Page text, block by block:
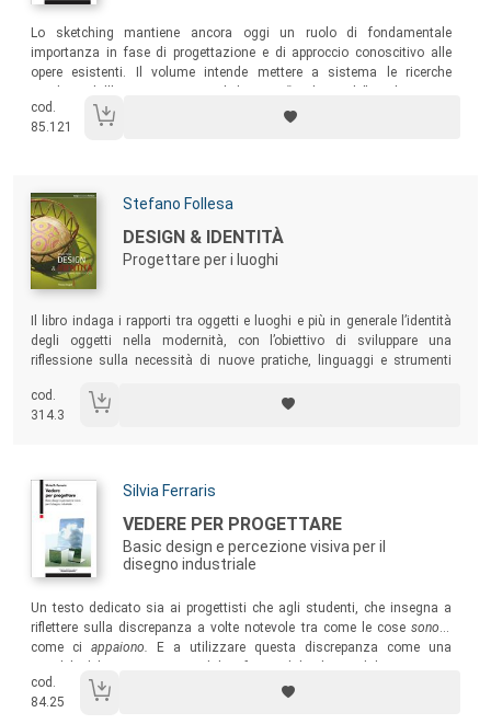
Sommario:
Lo sketching mantiene ancora oggi un ruolo di fondamentale
importanza in fase di progettazione e di approccio conoscitivo alle
opere esistenti. Il volume intende mettere a sistema le ricerche
espressivo per la comunicazione delle idee e della realtà in un’epoca
dominata dagli strumenti e dalle tecniche digitali.
cod.
85.121
Autori:
Stefano Follesa
Titolo:
DESIGN & IDENTITÀ
Progettare per i luoghi
Il libro indaga i rapporti tra oggetti e luoghi e più in generale l’identità
degli oggetti nella modernità, con l’obiettivo di sviluppare una
riflessione sulla necessità di nuove pratiche, linguaggi e strumenti
saper fare dei nostri territori.
cod.
314.3
Autori:
Silvia Ferraris
Titolo:
VEDERE PER PROGETTARE
Basic design e percezione visiva per il
disegno industriale
Sommario:
Un testo dedicato sia ai progettisti che agli studenti, che insegna a
riflettere sulla discrepanza a volte notevole tra come le cose sonoe
come ci appaiono.
E a utilizzare questa discrepanza come una
cod.
84.25